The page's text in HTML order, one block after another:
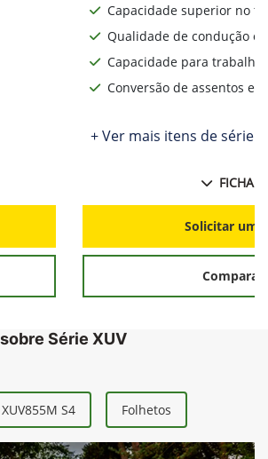
Capacidade superior no
Qualidade de condução o
Capacidade para
Conversão de assentos e
+ Ver mais itens de série
FICHA
Solicitar
Comparar
Série XUV
XUV855M S4 Folhetos